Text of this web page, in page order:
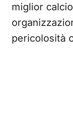
miglior
pericolosità